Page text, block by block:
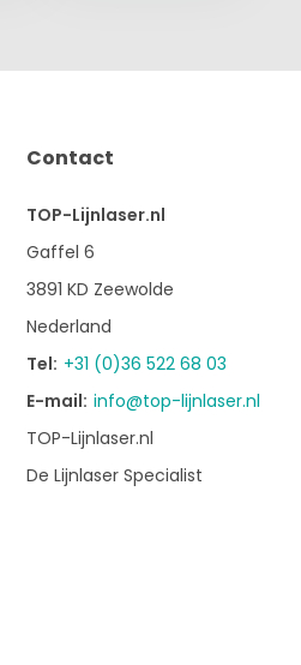
Contact
TOP-Lijnlaser.nl
Gaffel 6
3891 KD Zeewolde
Nederland
Tel: +31 (0)36 522 68 03
E-mail: info@top-lijnlaser.nl
TOP-Lijnlaser.nl
De Lijnlaser Specialist